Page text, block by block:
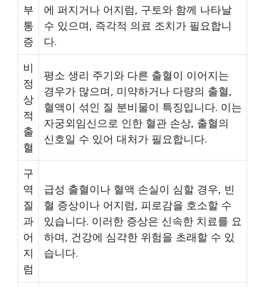
부
통
증
에 퍼지거나 어지럼, 구토와 함께 나타날
수 있으며, 즉각적 의료 조치가 필요합니
다.
비
정
상
적
출
혈
평소 생리 주기와 다른 출혈이 이어지는
경우가 많으며, 미약하거나 다량의 출혈,
혈액이 섞인 질 분비물이 특징입니다. 이는
자궁외임신으로 인한 혈관 손상, 출혈의
신호일 수 있어 대처가 필요합니다.
구
역
질
과
어
지
럼
급성 출혈이나 혈액 손실이 심할 경우, 빈
혈 증상이나 어지럼, 피로감을 호소할 수
있습니다. 이러한 증상은 신속한 치료를 요
하며, 건강에 심각한 위험을 초래할 수 있
습니다.